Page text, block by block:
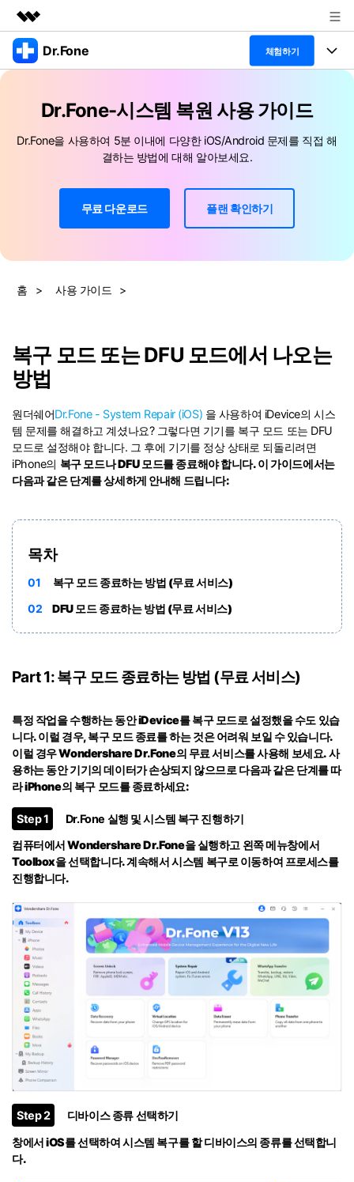
주요 제품
유틸리티
솔루션
Dr.Fone 체험하기
폴 툴킷 보기 >
닥터폰 하이라이트 살펴보기
공식 설치 파일 및 최신 버전 업데이트
3,000개 이상의 사용 가이드, 전문가
팁 및 최신 모바일 소식을 확인하세
요.
iOS26 다운그레이드
Dr.Fone-시스템 복원 사용 가이드
Dr.Fone을 사용하여 5분 이내에 다양한 iOS/Android 문제를 직접 해
결하는 방법에 대해 알아보세요.
무료 다운로드 플랜 확인하기
홈 > 사용 가이드 >
복구 모드 또는 DFU 모드에서 나오는
방법
원더쉐어Dr.Fone - System Repair (iOS) 을 사용하여 iDevice의 시스
템 문제를 해결하고 계셨나요? 그렇다면 기기를 복구 모드 또는 DFU
모드로 설정해야 합니다. 그 후에 기기를 정상 상태로 되돌리려면
iPhone의 복구 모드나DFU 모드를종료해야 합니다. 이 가이드에서는
다음과 같은 단계를 상세하게 안내해 드립니다:
목차
01
복구 모드 종료하는 방법 (무료 서비스)
02
DFU 모드 종료하는 방법 (무료 서비스)
Part 1: 복구 모드 종료하는 방법 (무료 서비스)
특정 작업을 수행하는 동안 iDevice를 복구 모드로 설정했을 수도 있습
니다. 이럴 경우, 복구 모드 종료를 하는 것은 어려워 보일 수 있습니다.
이럴 경우 Wondershare Dr.Fone의 무료 서비스를 사용해 보세요. 사
용하는 동안 기기의 데이터가 손상되지 않으므로 다음과 같은 단계를 따
라 iPhone의 복구 모드를 종료하세요:
Step 1
Dr.Fone 실행 및 시스템 복구 진행하기
컴퓨터에서 Wondershare Dr.Fone을 실행하고 왼쪽 메뉴창에서
Toolbox을 선택합니다. 계속해서시스템 복구로 이동하여 프로세스를
진행합니다.
Step 2
디바이스 종류 선택하기
창에서iOS를 선택하여 시스템 복구를 할 디바이스의 종류를 선택합니
다.